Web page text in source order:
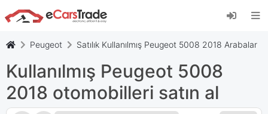
eCarsTrade web uygulamasını yükleyin, Ana
Ekranınıza ekleyin ve anında güncellemeler alın.
Düzenlemek
İptal etmek
Peugeot Satılık Kullanılmış Peugeot 5008 2018 Arabalar
Kullanılmış Peugeot 5008
2018 otomobilleri satın al